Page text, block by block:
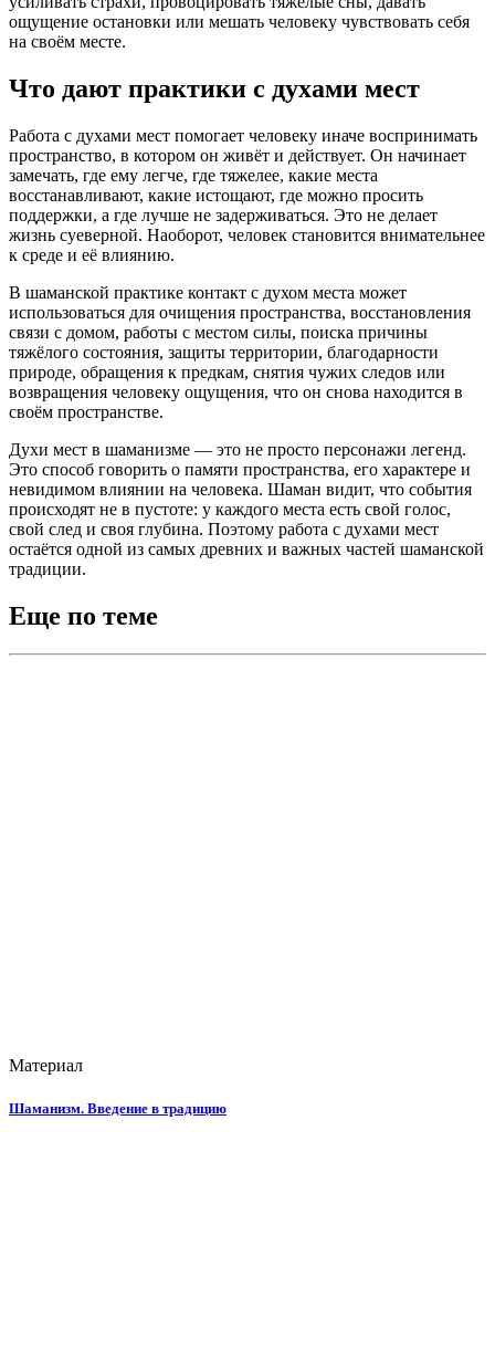
ощущение остановки или мешать человеку чувствовать себя
на своём месте.
Что дают практики с духами мест
Работа с духами мест помогает человеку иначе воспринимать
пространство, в котором он живёт и действует. Он начинает
замечать, где ему легче, где тяжелее, какие места
восстанавливают, какие истощают, где можно просить
поддержки, а где лучше не задерживаться. Это не делает
жизнь суеверной. Наоборот, человек становится внимательнее
к среде и её влиянию.
В шаманской практике контакт с духом места может
использоваться для очищения пространства, восстановления
связи с домом, работы с местом силы, поиска причины
тяжёлого состояния, защиты территории, благодарности
природе, обращения к предкам, снятия чужих следов или
возвращения человеку ощущения, что он снова находится в
своём пространстве.
Духи мест в шаманизме — это не просто персонажи легенд.
Это способ говорить о памяти пространства, его характере и
невидимом влиянии на человека. Шаман видит, что события
происходят не в пустоте: у каждого места есть свой голос,
свой след и своя глубина. Поэтому работа с духами мест
остаётся одной из самых древних и важных частей шаманской
традиции.
Еще по теме
Материал
Шаманизм. Введение в традицию